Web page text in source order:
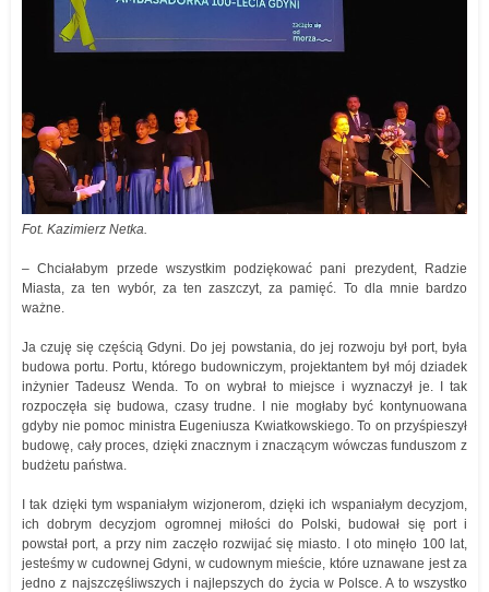
Fot. Kazimierz Netka.
– Chciałabym przede wszystkim podziękować pani prezydent, Radzie
Miasta, za ten wybór, za ten zaszczyt, za pamięć. To dla mnie bardzo
ważne.
Ja czuję się częścią Gdyni. Do jej powstania, do jej rozwoju był port, była
budowa portu. Portu, którego budowniczym, projektantem był mój dziadek
inżynier Tadeusz Wenda. To on wybrał to miejsce i wyznaczył je. I tak
rozpoczęła się budowa, czasy trudne. I nie mogłaby być kontynuowana
gdyby nie pomoc ministra Eugeniusza Kwiatkowskiego. To on przyśpieszył
budowę, cały proces, dzięki znacznym i znaczącym wówczas funduszom z
budżetu państwa.
I tak dzięki tym wspaniałym wizjonerom, dzięki ich wspaniałym decyzjom,
ich dobrym decyzjom ogromnej miłości do Polski, budował się port i
powstał port, a przy nim zaczęło rozwijać się miasto. I oto minęło 100 lat,
jesteśmy w cudownej Gdyni, w cudownym mieście, które uznawane jest za
jedno z najszczęśliwszych i najlepszych do życia w Polsce. A to wszystko